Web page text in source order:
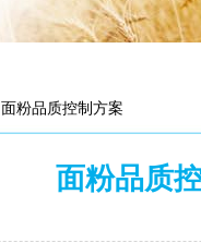
面粉品质控制方案
面粉品质